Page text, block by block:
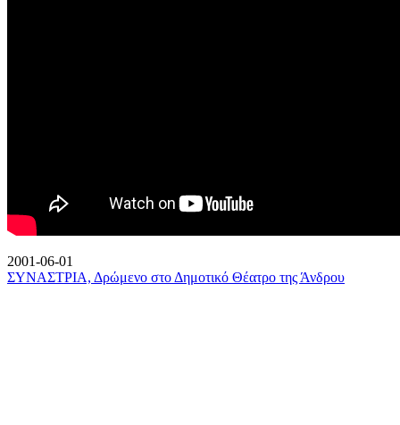
2001-06-01
ΣΥΝΑΣΤΡΙΑ, Δρώμενο στο Δημοτικό Θέατρο της Άνδρου